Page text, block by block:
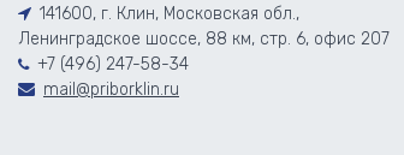
141600, г. Клин, Московская обл.,
Ленинградское шоссе, 88 км, стр. 6, офис 207
+7 (496) 247-58-34
mail@priborklin.ru